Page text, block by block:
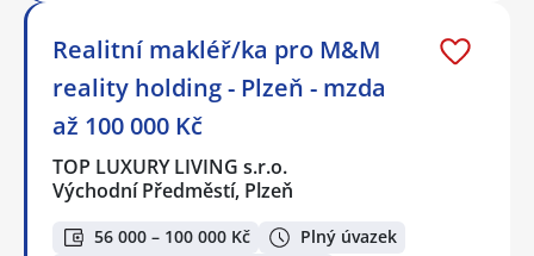
Realitní makléř/ka pro M&M
reality holding - Plzeň - mzda
až 100 000 Kč
TOP LUXURY LIVING s.r.o.
Východní Předměstí, Plzeň
56 000 – 100 000 Kč
Plný úvazek